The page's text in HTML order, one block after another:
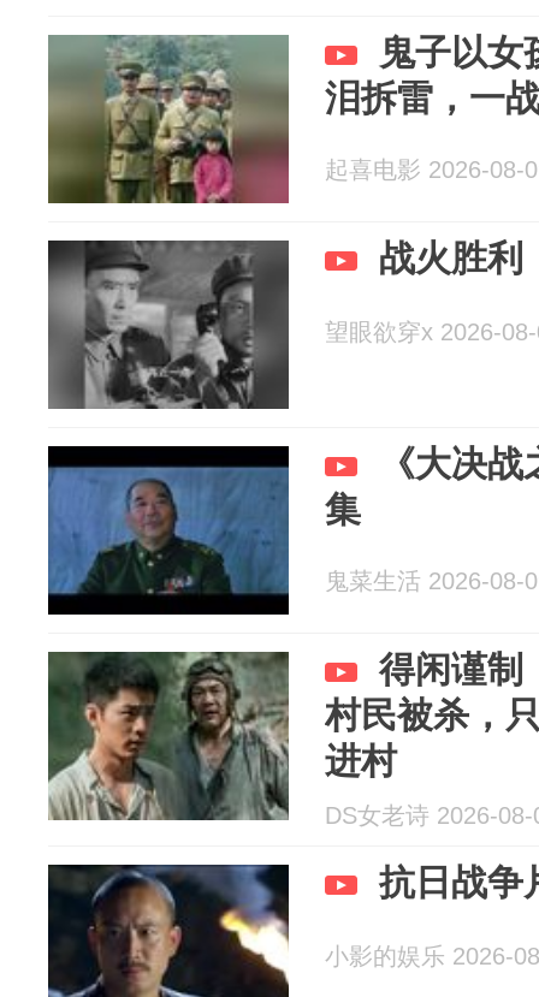
鬼子以女
泪拆雷，一
起喜电影 2026-08-
战火胜利
望眼欲穿x 2026-
《大决
集
鬼菜生活 2026-08-
得闲谨制
村民被杀，
进村
DS女老诗 2026-08-
抗日战争
小影的娱乐 2026-